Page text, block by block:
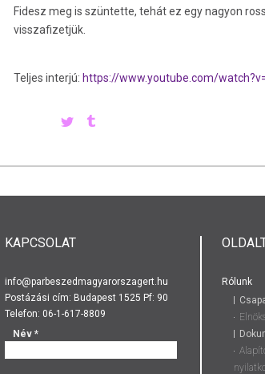
Fidesz meg is szüntette, tehát ez egy nagyon
visszafizetjük.
Teljes interjú: https://www.youtube.com/
KAPCSOLAT
info@parbeszedmagyarorszagert.hu
Postázási cím: Budapest 1525 Pf: 90
Telefon: 06-1-617-8809
Név *
Rólunk